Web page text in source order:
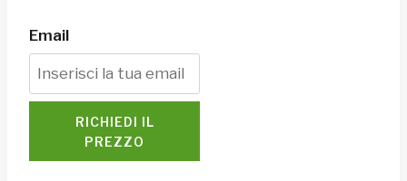
Email
RICHIEDI IL
PREZZO